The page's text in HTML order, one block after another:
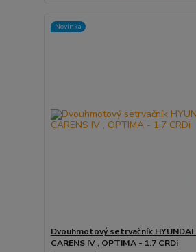
Novinka
Dvouhmotový setrvačník HYUNDAI
CARENS IV , OPTIMA - 1.7 CRDi